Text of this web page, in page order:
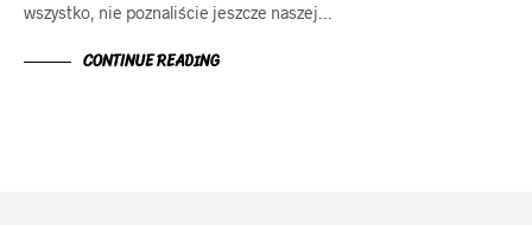
wszystko, nie poznaliście jeszcze naszej…
CONTINUE READING